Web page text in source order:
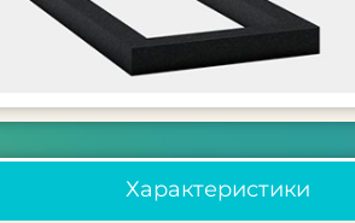
Характеристики